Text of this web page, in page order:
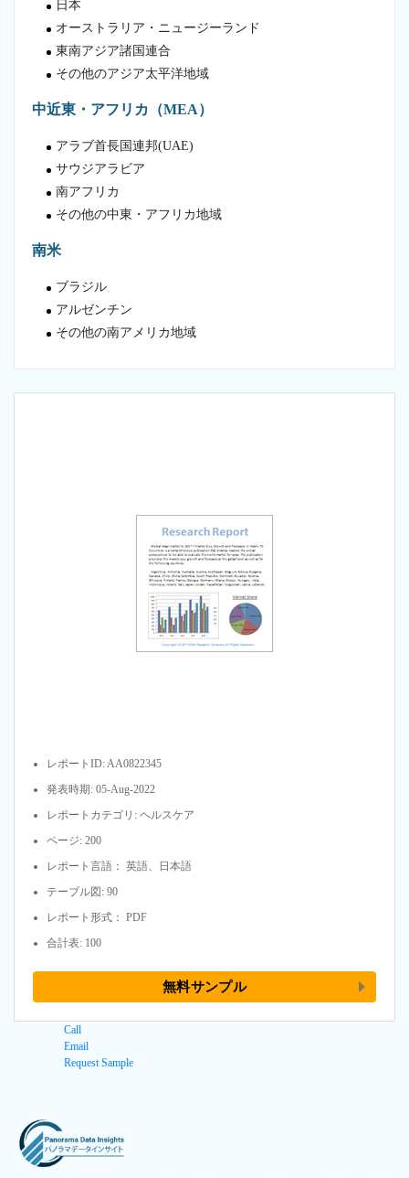
日本
オーストラリア・ニュージーランド
東南アジア諸国連合
その他のアジア太平洋地域
中近東・アフリカ（MEA）
アラブ首長国連邦(UAE)
サウジアラビア
南アフリカ
その他の中東・アフリカ地域
南米
ブラジル
アルゼンチン
その他の南アメリカ地域
レポートID: AA0822345
発表時期: 05-Aug-2022
レポートカテゴリ: ヘルスケア
ページ: 200
レポート言語： 英語、日本語
テーブル図: 90
レポート形式： PDF
合計表: 100
無料サンプル
Call
Email
Request Sample